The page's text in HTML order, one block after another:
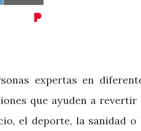
expertas en
que ayuden a revertir
el deporte, la sanidad o